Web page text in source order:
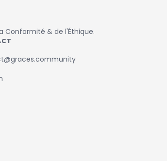
Conformité & de l'Éthique.